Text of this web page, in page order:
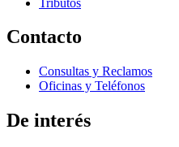
Contacto
Consultas y Reclamos
Oficinas y Teléfonos
De interés